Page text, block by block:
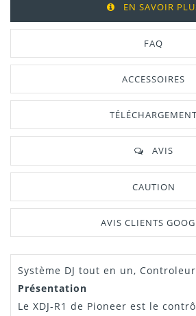
EN SAVOIR
FAQ
ACCESSOIRES
TÉLÉCHARGEMENT
AVIS
CAUTION
AVIS CLIENTS
Manuel /
Notice
Télécharger Dans
Système DJ tout en un, Controleur
Présentation
Le XDJ-R1 de Pioneer est le